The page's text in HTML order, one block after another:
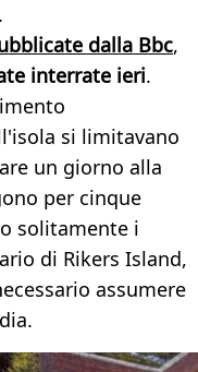
dalla Bbc,
interrate ieri.
si limitavano
un giorno alla
per cinque
solitamente i
di Rikers Island,
assumere